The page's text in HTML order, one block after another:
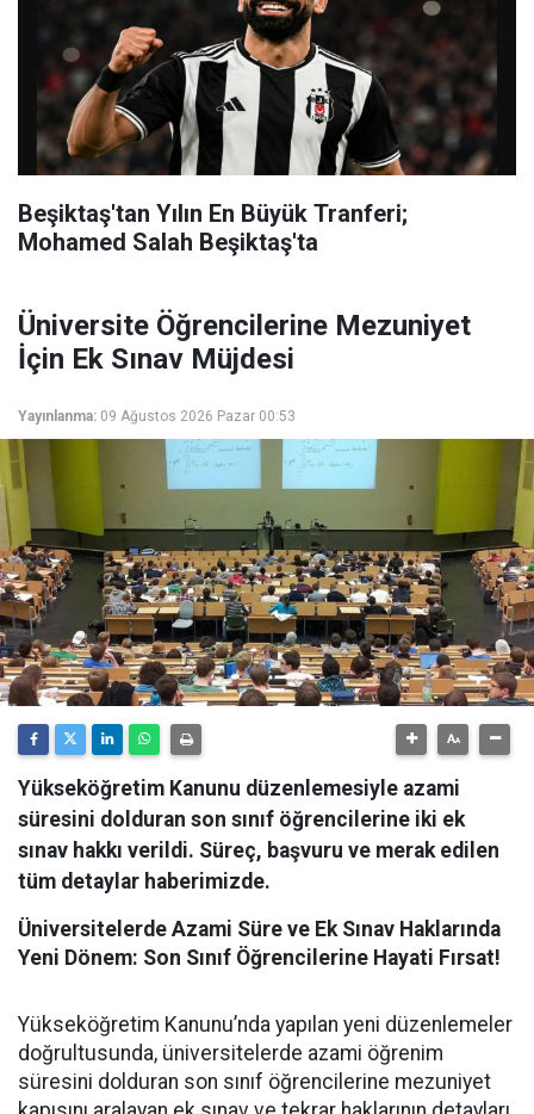
Beşiktaş'tan Yılın En Büyük Tranferi;
Mohamed Salah Beşiktaş'ta
Üniversite Öğrencilerine Mezuniyet
İçin Ek Sınav Müjdesi
Yayınlanma: 09 Ağustos 2026 Pazar 00:53
Yükseköğretim Kanunu düzenlemesiyle azami
süresini dolduran son sınıf öğrencilerine iki ek
sınav hakkı verildi. Süreç, başvuru ve merak edilen
tüm detaylar haberimizde.
Üniversitelerde Azami Süre ve Ek Sınav Haklarında
Yeni Dönem: Son Sınıf Öğrencilerine Hayati Fırsat!
​Yükseköğretim Kanunu’nda yapılan yeni düzenlemeler
doğrultusunda, üniversitelerde azami öğrenim
süresini dolduran son sınıf öğrencilerine mezuniyet